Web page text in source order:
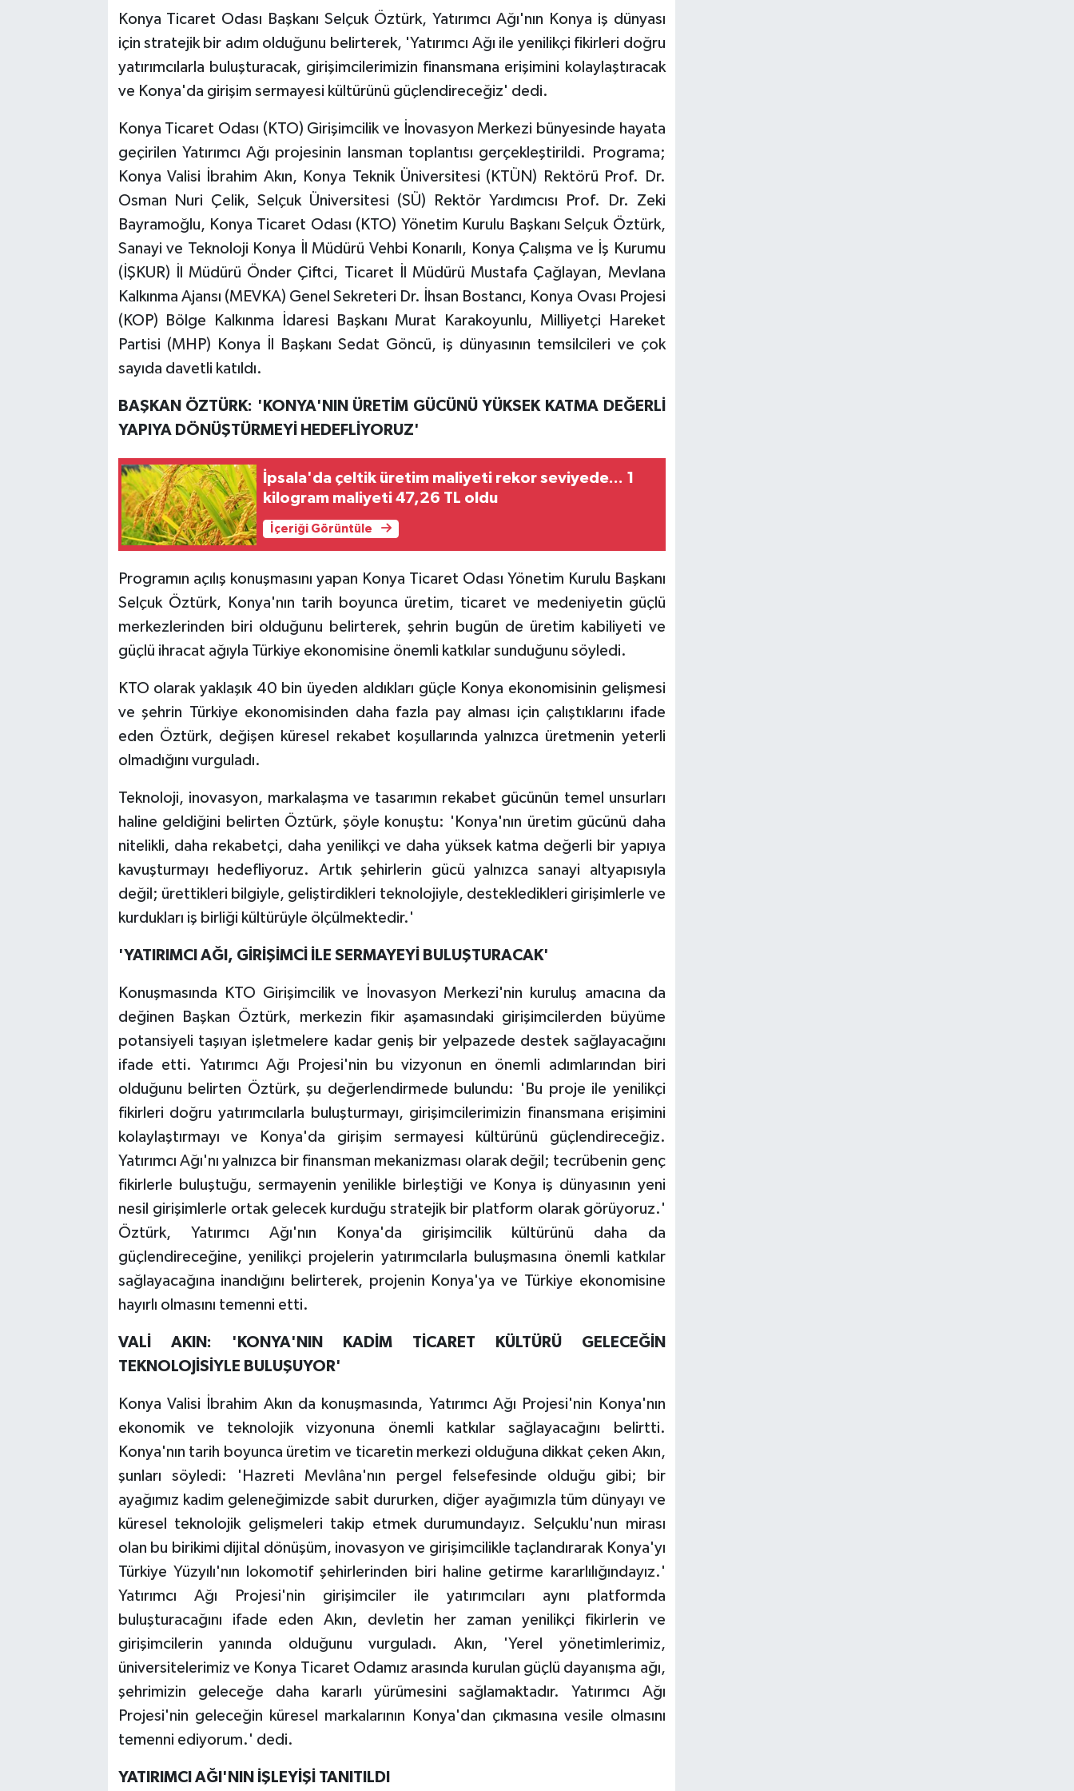
Konya Ticaret Odası Başkanı Selçuk Öztürk, Yatırımcı Ağı'nın Konya iş dünyası
için stratejik bir adım olduğunu belirterek, 'Yatırımcı Ağı ile yenilikçi fikirleri doğru
yatırımcılarla buluşturacak, girişimcilerimizin finansmana erişimini kolaylaştıracak
ve Konya'da girişim sermayesi kültürünü güçlendireceğiz' dedi.
Konya Ticaret Odası (KTO) Girişimcilik ve İnovasyon Merkezi bünyesinde hayata
geçirilen Yatırımcı Ağı projesinin lansman toplantısı gerçekleştirildi. Programa;
Konya Valisi İbrahim Akın, Konya Teknik Üniversitesi (KTÜN) Rektörü Prof. Dr.
Osman Nuri Çelik, Selçuk Üniversitesi (SÜ) Rektör Yardımcısı Prof. Dr. Zeki
Bayramoğlu, Konya Ticaret Odası (KTO) Yönetim Kurulu Başkanı Selçuk Öztürk,
Sanayi ve Teknoloji Konya İl Müdürü Vehbi Konarılı, Konya Çalışma ve İş Kurumu
(İŞKUR) İl Müdürü Önder Çiftci, Ticaret İl Müdürü Mustafa Çağlayan, Mevlana
Kalkınma Ajansı (MEVKA) Genel Sekreteri Dr. İhsan Bostancı, Konya Ovası Projesi
(KOP) Bölge Kalkınma İdaresi Başkanı Murat Karakoyunlu, Milliyetçi Hareket
Partisi (MHP) Konya İl Başkanı Sedat Göncü, iş dünyasının temsilcileri ve çok
sayıda davetli katıldı.
BAŞKAN ÖZTÜRK: 'KONYA'NIN ÜRETİM GÜCÜNÜ YÜKSEK KATMA DEĞERLİ
YAPIYA DÖNÜŞTÜRMEYİ HEDEFLİYORUZ'
İpsala'da çeltik üretim maliyeti rekor seviyede... 1
kilogram maliyeti 47,26 TL oldu
İçeriği Görüntüle
Programın açılış konuşmasını yapan Konya Ticaret Odası Yönetim Kurulu Başkanı
Selçuk Öztürk, Konya'nın tarih boyunca üretim, ticaret ve medeniyetin güçlü
merkezlerinden biri olduğunu belirterek, şehrin bugün de üretim kabiliyeti ve
güçlü ihracat ağıyla Türkiye ekonomisine önemli katkılar sunduğunu söyledi.
KTO olarak yaklaşık 40 bin üyeden aldıkları güçle Konya ekonomisinin gelişmesi
ve şehrin Türkiye ekonomisinden daha fazla pay alması için çalıştıklarını ifade
eden Öztürk, değişen küresel rekabet koşullarında yalnızca üretmenin yeterli
olmadığını vurguladı.
Teknoloji, inovasyon, markalaşma ve tasarımın rekabet gücünün temel unsurları
haline geldiğini belirten Öztürk, şöyle konuştu: 'Konya'nın üretim gücünü daha
nitelikli, daha rekabetçi, daha yenilikçi ve daha yüksek katma değerli bir yapıya
kavuşturmayı hedefliyoruz. Artık şehirlerin gücü yalnızca sanayi altyapısıyla
değil; ürettikleri bilgiyle, geliştirdikleri teknolojiyle, destekledikleri girişimlerle ve
kurdukları iş birliği kültürüyle ölçülmektedir.'
'YATIRIMCI AĞI, GİRİŞİMCİ İLE SERMAYEYİ BULUŞTURACAK'
Konuşmasında KTO Girişimcilik ve İnovasyon Merkezi'nin kuruluş amacına da
değinen Başkan Öztürk, merkezin fikir aşamasındaki girişimcilerden büyüme
potansiyeli taşıyan işletmelere kadar geniş bir yelpazede destek sağlayacağını
ifade etti. Yatırımcı Ağı Projesi'nin bu vizyonun en önemli adımlarından biri
olduğunu belirten Öztürk, şu değerlendirmede bulundu: 'Bu proje ile yenilikçi
fikirleri doğru yatırımcılarla buluşturmayı, girişimcilerimizin finansmana erişimini
kolaylaştırmayı ve Konya'da girişim sermayesi kültürünü güçlendireceğiz.
Yatırımcı Ağı'nı yalnızca bir finansman mekanizması olarak değil; tecrübenin genç
fikirlerle buluştuğu, sermayenin yenilikle birleştiği ve Konya iş dünyasının yeni
nesil girişimlerle ortak gelecek kurduğu stratejik bir platform olarak görüyoruz.'
Öztürk, Yatırımcı Ağı'nın Konya'da girişimcilik kültürünü daha da
güçlendireceğine, yenilikçi projelerin yatırımcılarla buluşmasına önemli katkılar
sağlayacağına inandığını belirterek, projenin Konya'ya ve Türkiye ekonomisine
hayırlı olmasını temenni etti.
VALİ AKIN: 'KONYA'NIN KADİM TİCARET KÜLTÜRÜ GELECEĞİN
TEKNOLOJİSİYLE BULUŞUYOR'
Konya Valisi İbrahim Akın da konuşmasında, Yatırımcı Ağı Projesi'nin Konya'nın
ekonomik ve teknolojik vizyonuna önemli katkılar sağlayacağını belirtti.
Konya'nın tarih boyunca üretim ve ticaretin merkezi olduğuna dikkat çeken Akın,
şunları söyledi: 'Hazreti Mevlâna'nın pergel felsefesinde olduğu gibi; bir
ayağımız kadim geleneğimizde sabit dururken, diğer ayağımızla tüm dünyayı ve
küresel teknolojik gelişmeleri takip etmek durumundayız. Selçuklu'nun mirası
olan bu birikimi dijital dönüşüm, inovasyon ve girişimcilikle taçlandırarak Konya'yı
Türkiye Yüzyılı'nın lokomotif şehirlerinden biri haline getirme kararlılığındayız.'
Yatırımcı Ağı Projesi'nin girişimciler ile yatırımcıları aynı platformda
buluşturacağını ifade eden Akın, devletin her zaman yenilikçi fikirlerin ve
girişimcilerin yanında olduğunu vurguladı. Akın, 'Yerel yönetimlerimiz,
üniversitelerimiz ve Konya Ticaret Odamız arasında kurulan güçlü dayanışma ağı,
şehrimizin geleceğe daha kararlı yürümesini sağlamaktadır. Yatırımcı Ağı
Projesi'nin geleceğin küresel markalarının Konya'dan çıkmasına vesile olmasını
temenni ediyorum.' dedi.
YATIRIMCI AĞI'NIN İŞLEYİŞİ TANITILDI